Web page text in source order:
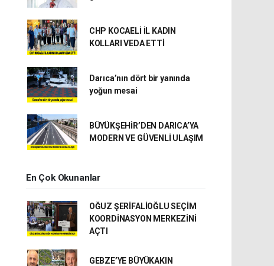
CHP KOCAELİ İL KADIN
KOLLARI VEDA ETTİ
Darıca’nın dört bir yanında
yoğun mesai
BÜYÜKŞEHİR’DEN DARICA’YA
MODERN VE GÜVENLİ ULAŞIM
En Çok Okunanlar
OĞUZ ŞERİFALİOĞLU SEÇİM
KOORDİNASYON MERKEZİNİ
AÇTI
GEBZE’YE BÜYÜKAKIN